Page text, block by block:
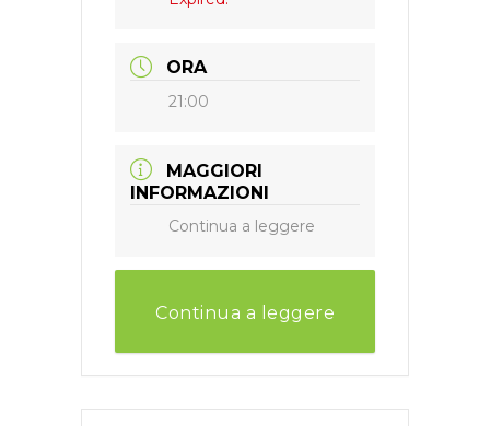
ORA
21:00
MAGGIORI
INFORMAZIONI
Continua a leggere
Continua a leggere